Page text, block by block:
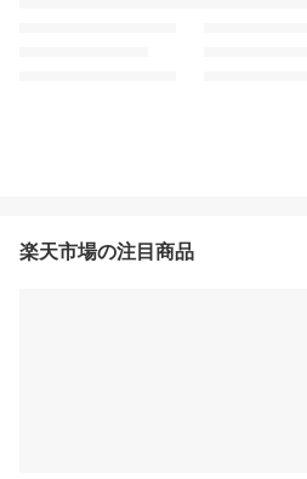
楽天市場の注目商品